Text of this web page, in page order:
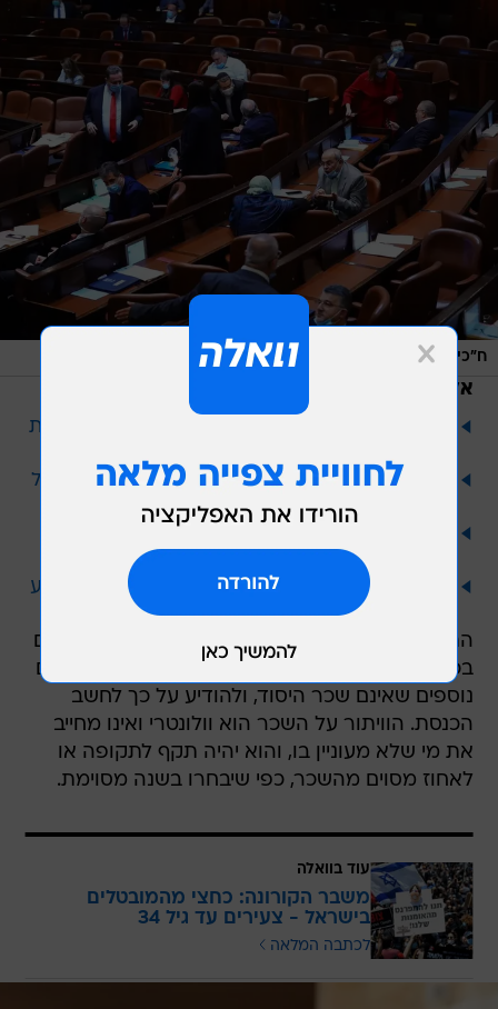
ח"כים במליאת הכנסת אתר רשמי, דוברות הכנסת - עדינה ולמן
אל תפספס
ועדת החוץ והביטחון אישרה את הצעת חוק להסמכת
מנדלבליט לוועדת ההיתרים: אין לאשר לנתניהו לקבל
בשנת הלימודים הבאה
הסוד להארכת האקט המיני ושיפור ההנאה - במבצע
התיקון המוצע כעת מאפשר לחברי כנסת המעוניינים
בכך לוותר על שכרם, כולו או חלקו, וכן על תשלומים
נוספים שאינם שכר היסוד, ולהודיע על כך לחשב
הכנסת. הוויתור על השכר הוא וולונטרי ואינו מחייב
את מי שלא מעוניין בו, והוא יהיה תקף לתקופה או
לאחוז מסוים מהשכר, כפי שיבחרו בשנה מסוימת.
עוד בוואלה
משבר הקורונה: כחצי מהמובטלים
בישראל - צעירים עד גיל 34
לכתבה המלאה